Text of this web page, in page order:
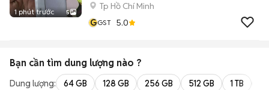
1 phút trước 5
Tp Hồ Chí Minh
GGST 5.0
Bạn cần tìm dung lượng nào ?
Dung lượng: 64 GB 128 GB 256 GB 512 GB 1 TB